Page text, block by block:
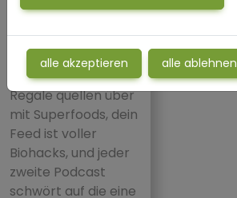
Woggesin – 25. Juni
2025
Schau dich um. Die
Regale quellen über
mit Superfoods, dein
Feed ist voller
Biohacks, und jeder
zweite Podcast
schwört auf die eine
alle akzeptieren alle ablehnen